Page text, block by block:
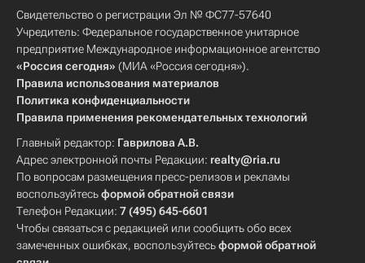
Свидетельство о регистрации Эл № ФС77-57640
Учредитель: Федеральное государственное унитарное
предприятие Международное информационное агентство
«Россия сегодня» (МИА «Россия сегодня»).
Правила использования материалов
Политика конфиденциальности
Правила применения рекомендательных технологий
Главный редактор: Гаврилова А.В.
Адрес электронной почты Редакции: realty@ria.ru
По вопросам размещения пресс-релизов и рекламы
воспользуйтесьформой обратной связи
Телефон Редакции: 7 (495) 645-6601
Чтобы связаться с редакцией или сообщить обо всех
замеченных ошибках, воспользуйтесьформой обратной